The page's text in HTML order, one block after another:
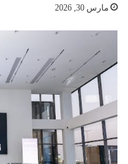
مارس 30, 2026